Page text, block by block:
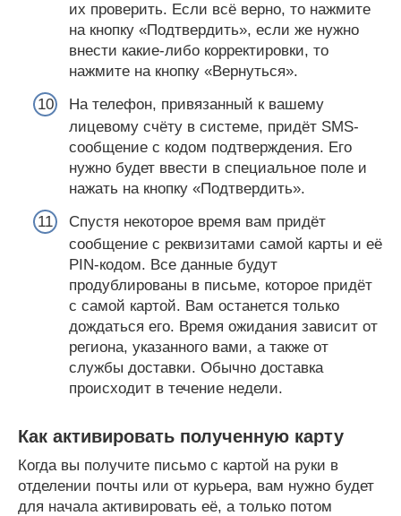
их проверить. Если всё верно, то нажмите
на кнопку «Подтвердить», если же нужно
внести какие-либо корректировки, то
нажмите на кнопку «Вернуться».
На телефон, привязанный к вашему
лицевому счёту в системе, придёт SMS-
сообщение с кодом подтверждения. Его
нужно будет ввести в специальное поле и
нажать на кнопку «Подтвердить».
Спустя некоторое время вам придёт
сообщение с реквизитами самой карты и её
PIN-кодом. Все данные будут
продублированы в письме, которое придёт
с самой картой. Вам останется только
дождаться его. Время ожидания зависит от
региона, указанного вами, а также от
службы доставки. Обычно доставка
происходит в течение недели.
Как активировать полученную карту
Когда вы получите письмо с картой на руки в
отделении почты или от курьера, вам нужно будет
для начала активировать её, а только потом